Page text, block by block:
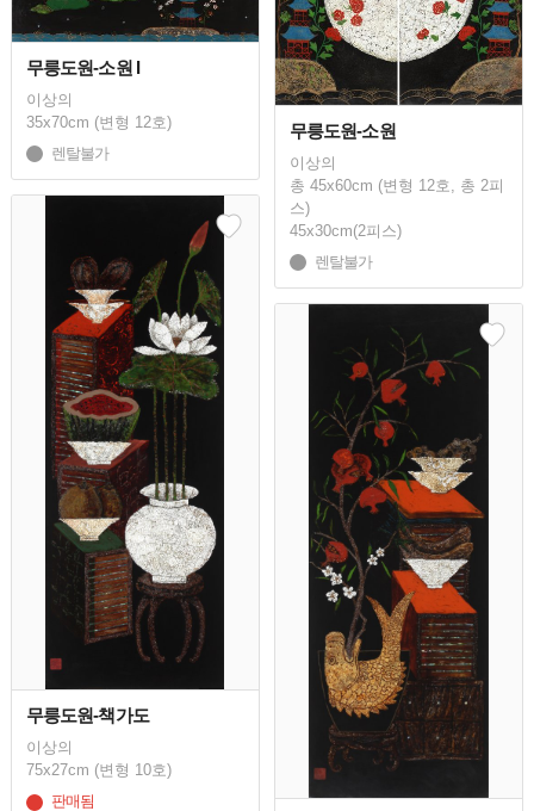
무릉도원-소원 I
이상의
35x70cm (변형 12호)
렌탈불가
무릉도원-소원
이상의
총 45x60cm (변형 12호, 총 2피
스)
45x30cm(2피스)
렌탈불가
무릉도원-책가도
이상의
75x27cm (변형 10호)
판매됨